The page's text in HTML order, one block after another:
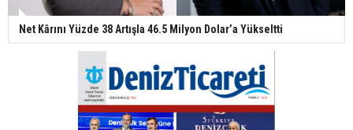
Net Kârını Yüzde 38 Artışla 46.5 Milyon Dolar’a Yükseltti